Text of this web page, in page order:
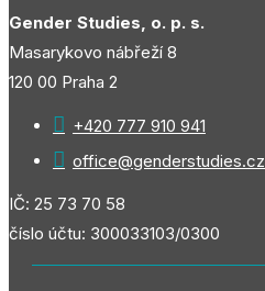
Gender Studies, o. p. s.
Masarykovo nábřeží 8
120 00 Praha 2
 +420 777 910 941
 office@genderstudies.cz
IČ: 25 73 70 58
číslo účtu: 300033103/0300